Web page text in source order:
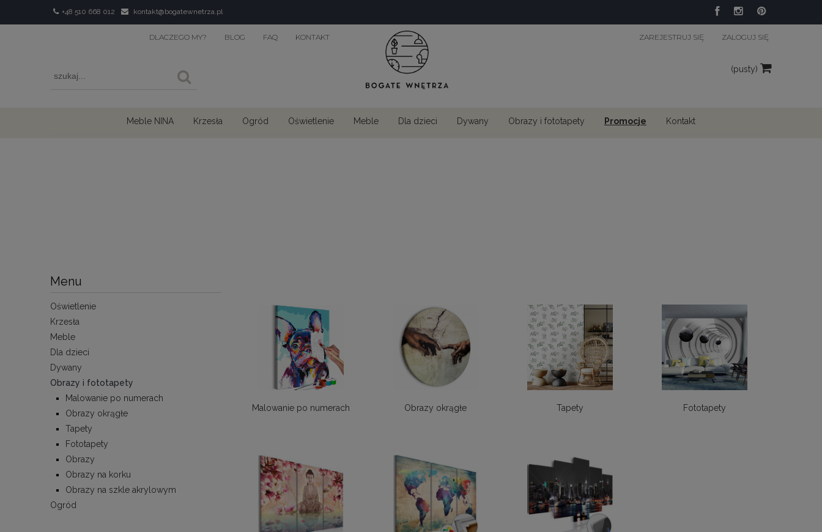
+48 510 668 012 kontakt@bogatewnetrza.pl
DLACZEGO MY? BLOG FAQ KONTAKT ZAREJESTRUJ SIĘ ZALOGUJ SIĘ
(pusty)
Meble NINA Krzesła Ogród Oświetlenie Meble Dla dzieci Dywany Obrazy i fototapety Promocje Kontakt
Menu
Oświetlenie
Krzesła
Meble
Dla dzieci
Dywany
Obrazy i fototapety
Malowanie po numerach
Obrazy okrągłe
Tapety
Fototapety
Obrazy
Obrazy na korku
Obrazy na szkle akrylowym
Ogród
Malowanie po numerach Obrazy okrągłe Tapety Fototapety